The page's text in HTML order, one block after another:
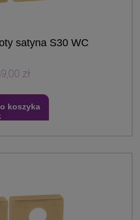
satyna S30 WC
zł
koszyka